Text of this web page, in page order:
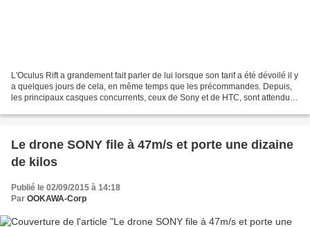
L'Oculus Rift a grandement fait parler de lui lorsque son tarif a été dévoilé il y
a quelques jours de cela, en même temps que les précommandes. Depuis,
les principaux casques concurrents, ceux de Sony et de HTC, sont attendus
Le drone SONY file à 47m/s et porte une dizaine
de kilos
Publié le 02/09/2015 à 14:18
Par OOKAWA-Corp